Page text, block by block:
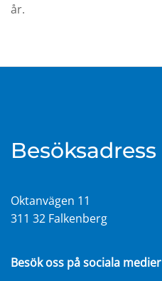
år.
Besöksadress
Oktanvägen 11
311 32 Falkenberg
Besök oss på sociala medier